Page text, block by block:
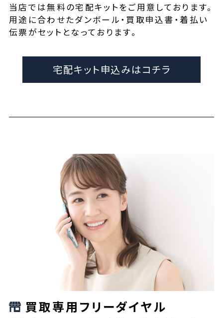
当店では無料の宅配キットをご用意しております。
用途に合わせたダンボール・買取申込書・着払い
伝票がセットとなっております。
宅配キット申込みはコチラ
買取専用フリーダイヤル